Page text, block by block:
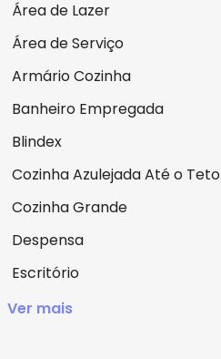
Área de Lazer
Área de Serviço
Armário Cozinha
Banheiro Empregada
Blindex
Cozinha Azulejada Até o Teto
Cozinha Grande
Despensa
Escritório
Ver mais